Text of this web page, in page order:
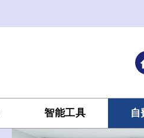
智能工具